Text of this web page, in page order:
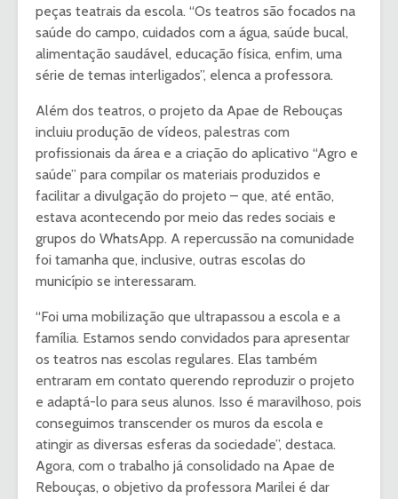
peças teatrais da escola. “Os teatros são focados na
saúde do campo, cuidados com a água, saúde bucal,
alimentação saudável, educação física, enfim, uma
série de temas interligados”, elenca a professora.
Além dos teatros, o projeto da Apae de Rebouças
incluiu produção de vídeos, palestras com
profissionais da área e a criação do aplicativo “Agro e
saúde” para compilar os materiais produzidos e
facilitar a divulgação do projeto – que, até então,
estava acontecendo por meio das redes sociais e
grupos do WhatsApp. A repercussão na comunidade
foi tamanha que, inclusive, outras escolas do
município se interessaram.
“Foi uma mobilização que ultrapassou a escola e a
família. Estamos sendo convidados para apresentar
os teatros nas escolas regulares. Elas também
entraram em contato querendo reproduzir o projeto
e adaptá-lo para seus alunos. Isso é maravilhoso, pois
conseguimos transcender os muros da escola e
atingir as diversas esferas da sociedade”, destaca.
Agora, com o trabalho já consolidado na Apae de
Rebouças, o objetivo da professora Marilei é dar